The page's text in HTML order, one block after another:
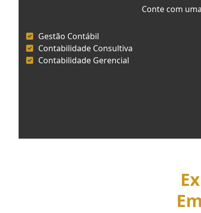
Conte com
Gestão Contábil
Contabilidade Consultiva
Contabilidade Gerencial